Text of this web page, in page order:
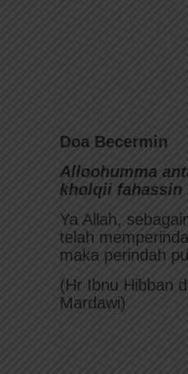
Doa Becermin
Alloohumma
kholqii fahassin
Ya Allah,
telah
maka perindah
(Hr Ibnu Hibban
Mardawi)